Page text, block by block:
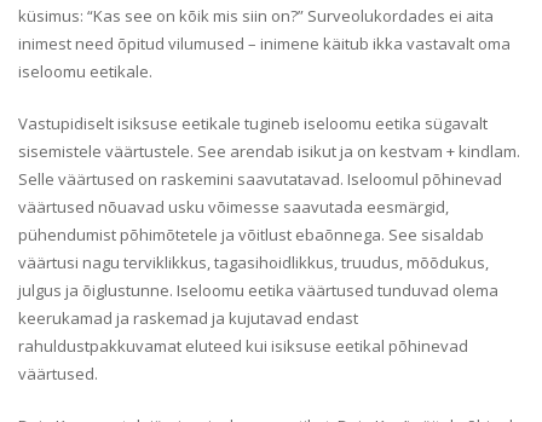
küsimus: “Kas see on kõik mis siin on?” Surveolukordades ei aita
inimest need õpitud vilumused – inimene käitub ikka vastavalt oma
iseloomu eetikale.
Vastupidiselt isiksuse eetikale tugineb iseloomu eetika sügavalt
sisemistele väärtustele. See arendab isikut ja on kestvam + kindlam.
Selle väärtused on raskemini saavutatavad. Iseloomul põhinevad
väärtused nõuavad usku võimesse saavutada eesmärgid,
pühendumist põhimõtetele ja võitlust ebaõnnega. See sisaldab
väärtusi nagu terviklikkus, tagasihoidlikkus, truudus, mõõdukus,
julgus ja õiglustunne. Iseloomu eetika väärtused tunduvad olema
keerukamad ja raskemad ja kujutavad endast
rahuldustpakkuvamat eluteed kui isiksuse eetikal põhinevad
väärtused.